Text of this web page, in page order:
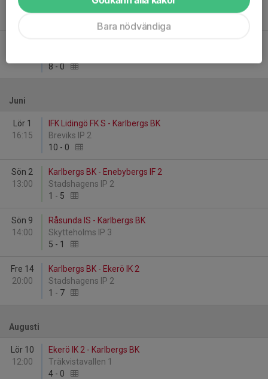
19:30
Essinge IP 1
8-0
Juni
Lör 1
16:15
IFK Lidingö FK S - Karlbergs BK
Breviks IP 2
10 - 0
Sön 2
13:00
Karlbergs BK - Enebybergs IF 2
Stadshagens IP 2
1 - 5
Sön 9
14:00
Råsunda IS - Karlbergs BK
Skytteholms IP 3
5 - 1
Fre 14
20:00
Karlbergs BK - Ekerö IK 2
Stadshagens IP 2
1 - 7
Augusti
Lör 10
12:00
Ekerö IK 2 - Karlbergs BK
Träkvistavallen 1
4 - 0
Bara nödvändiga